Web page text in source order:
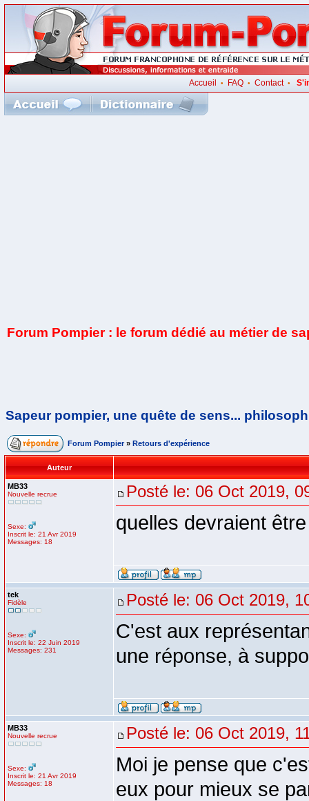
Accueil • FAQ• Contact•
Forum Pompier : le forum dédié au métier de
Sapeur pompier, une quête de sens...
Forum Pompier » Retours d'expérience
Auteur
MB33
Nouvelle recrue
Sexe:
Inscrit le: 21 Avr 2019
Messages: 18
Posté le: 06 Oct 2019,
quelles devraient
tek
Fidèle
Sexe:
Inscrit le: 22 Juin 2019
Messages: 231
Posté le: 06 Oct 2019,
C'est aux
une réponse, à
MB33
Nouvelle recrue
Sexe:
Inscrit le: 21 Avr 2019
Messages: 18
Posté le: 06 Oct 2019,
Moi je pense que
eux pour mieux se